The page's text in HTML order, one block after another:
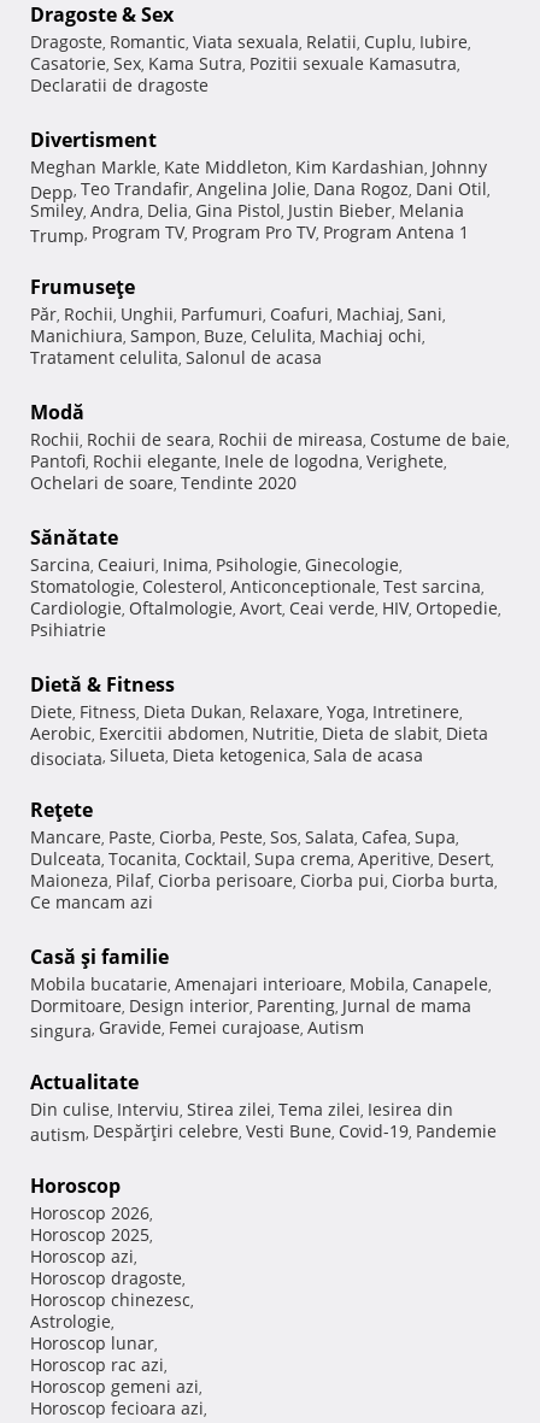
Dragoste & Sex
Dragoste, Romantic, Viata sexuala, Relatii, Cuplu, Iubire,
Casatorie, Sex, Kama Sutra, Pozitii sexuale Kamasutra,
Declaratii de dragoste
Divertisment
Meghan Markle, Kate Middleton, Kim Kardashian, Johnny
Depp, Teo Trandafir, Angelina Jolie, Dana Rogoz, Dani Otil,
Smiley, Andra, Delia, Gina Pistol, Justin Bieber, Melania
Trump, Program TV, Program Pro TV, Program Antena 1
Frumuseţe
Păr, Rochii, Unghii, Parfumuri, Coafuri, Machiaj, Sani,
Manichiura, Sampon, Buze, Celulita, Machiaj ochi,
Tratament celulita, Salonul de acasa
Modă
Rochii, Rochii de seara, Rochii de mireasa, Costume de baie,
Pantofi, Rochii elegante, Inele de logodna, Verighete,
Ochelari de soare, Tendinte 2020
Sănătate
Sarcina, Ceaiuri, Inima, Psihologie, Ginecologie,
Stomatologie, Colesterol, Anticonceptionale, Test sarcina,
Cardiologie, Oftalmologie, Avort, Ceai verde, HIV, Ortopedie,
Psihiatrie
Dietă & Fitness
Diete, Fitness, Dieta Dukan, Relaxare, Yoga, Intretinere,
Aerobic, Exercitii abdomen, Nutritie, Dieta de slabit, Dieta
disociata, Silueta, Dieta ketogenica, Sala de acasa
Reţete
Mancare, Paste, Ciorba, Peste, Sos, Salata, Cafea, Supa,
Dulceata, Tocanita, Cocktail, Supa crema, Aperitive, Desert,
Maioneza, Pilaf, Ciorba perisoare, Ciorba pui, Ciorba burta,
Ce mancam azi
Casă şi familie
Mobila bucatarie, Amenajari interioare, Mobila, Canapele,
Dormitoare, Design interior, Parenting, Jurnal de mama
singura, Gravide, Femei curajoase, Autism
Actualitate
Din culise, Interviu, Stirea zilei, Tema zilei, Iesirea din
autism, Despărţiri celebre, Vesti Bune, Covid-19, Pandemie
Horoscop
Horoscop 2026,
Horoscop 2025,
Horoscop azi,
Horoscop dragoste,
Horoscop chinezesc,
Astrologie,
Horoscop lunar,
Horoscop rac azi,
Horoscop gemeni azi,
Horoscop fecioara azi,